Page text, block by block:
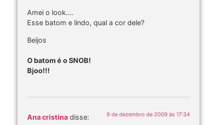
Amei o look….
Esse batom e lindo, qual a cor dele?
Beijos
O batom é o SNOB!
Bjoo!!!
Ana cristina disse: 9 de dezembro de 2009 às 17:34